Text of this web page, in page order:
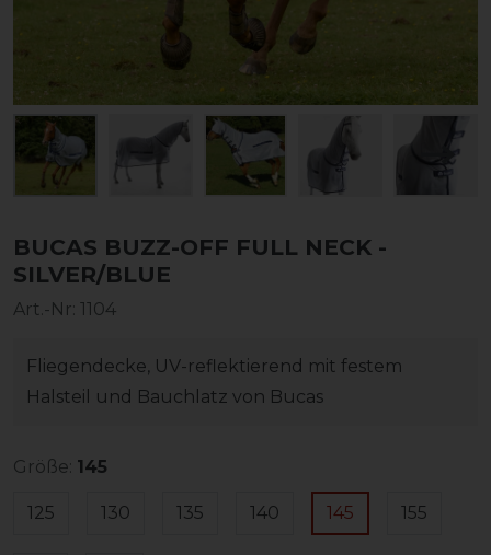
BUCAS BUZZ-OFF FULL NECK -
SILVER/BLUE
Art.-Nr: 1104
Fliegendecke, UV-reflektierend mit festem
Halsteil und Bauchlatz von Bucas
Größe: 145
125 130 135 140 145 155